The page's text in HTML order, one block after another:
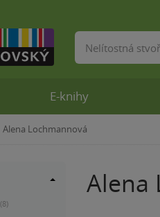
»Alena Lochmannová
Alena
(8)
E-knihy
Vyhledávání